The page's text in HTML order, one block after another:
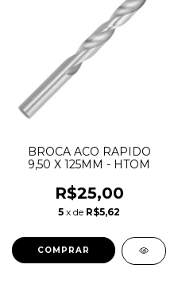
BROCA ACO RAPIDO
9,50 X 125MM - HTOM
R$25,00
5 x de R$5,62